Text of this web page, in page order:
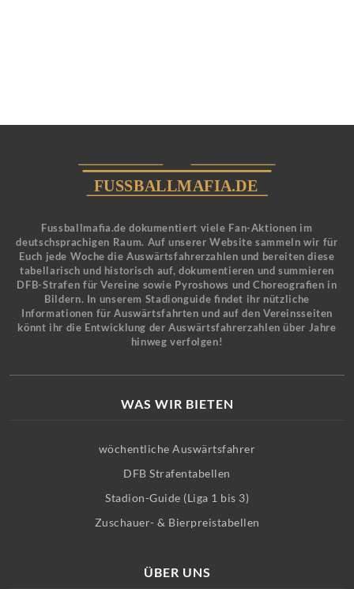
Fussballmafia.de dokumentiert viele Fan-Aktionen im
deutschsprachigen Raum. Auf unserer Website sammeln wir für
Euch jede Woche die Auswärtsfahrerzahlen und bereiten diese
tabellarisch und historisch auf, dokumentieren und summieren
DFB-Strafen für Vereine sowie Pyroshows und Choreografien in
Bildern. In unserem Stadionguide findet ihr nützliche
Informationen für Auswärtsfahrten und auf den Vereinsseiten
könnt ihr die Entwicklung der Auswärtsfahrerzahlen über Jahre
hinweg verfolgen!
WAS WIR BIETEN
wöchentliche Auswärtsfahrer
DFB Strafentabellen
Stadion-Guide (Liga 1 bis 3)
Zuschauer- & Bierpreistabellen
ÜBER UNS